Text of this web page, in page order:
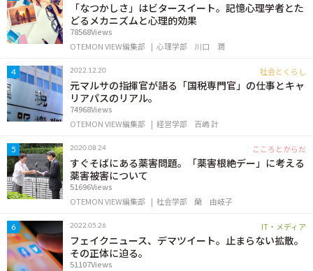
FOLLOW US
「なつかしさ」はビタースイート。記憶心理学者とた
どるメカニズムと心理的効果
78568Views
OTEMON VIEW編集部
心理学部 川口 潤
4 2022.12.20 社会とくらし
元マルサの指揮官が語る「国税専門官」の仕事とキャ
リアパスのリアル。
74968Views
OTEMON VIEW編集部
経営学部 百嶋 計
5 2020.08.24 こころとからだ
すぐそばにある薬害問題。「薬害根絶デー」に考える
薬害被害について
51696Views
OTEMON VIEW編集部
社会学部 蘭 由岐子
6 2022.05.26 IT・メディア
フェイクニュース、デマツイート。止まらない拡散。
その正体に迫る。
51107Views